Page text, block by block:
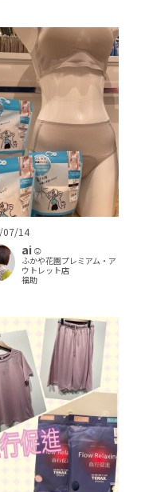
07/14
ai‪‪☺︎‬
ふかや花園プレミアム・ア
ウトレット店
福助